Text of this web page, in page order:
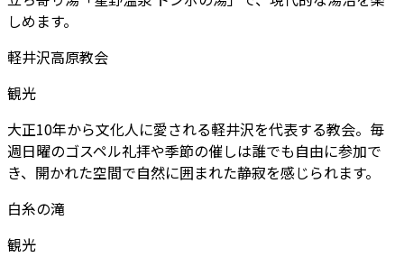
しめます。
軽井沢高原教会
観光
大正10年から文化人に愛される軽井沢を代表する教会。毎
週日曜のゴスペル礼拝や季節の催しは誰でも自由に参加で
き、開かれた空間で自然に囲まれた静寂を感じられます。
白糸の滝
観光